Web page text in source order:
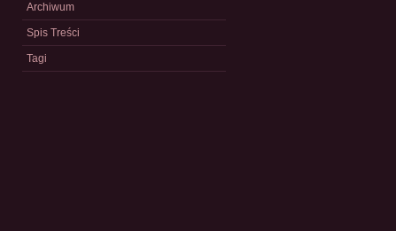
Archiwum
Spis Treści
Tagi